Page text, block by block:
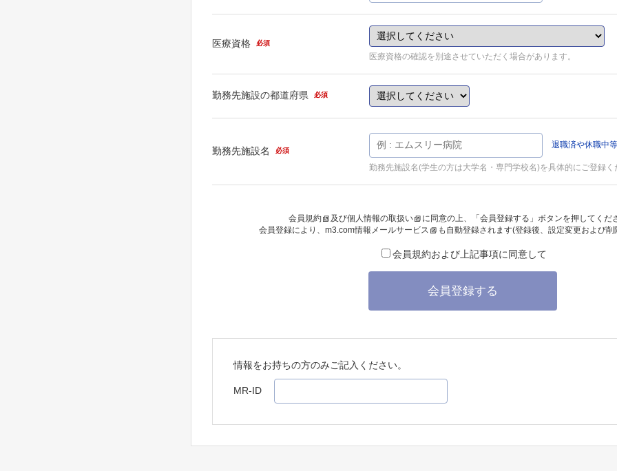
医療資格 必須
医療資格の確認を別途させていただく場合があります。
勤務先施設の都道府県 必須
勤務先施設名 必須
退職済や休職中
勤務先施設名(学生の方は大学名・専門学校名)を具体的にご登録く
会員規約 及び個人情報の取扱い
に同意の上、「会員登録する」ボタンを押してくだ
会員登録により、 m3.com情報メールサービス も自動登録されます(登録後、設定変更および
会員規約および上記事項に同意して
会員登録する
情報をお持ちの方のみご記入ください。
MR-ID